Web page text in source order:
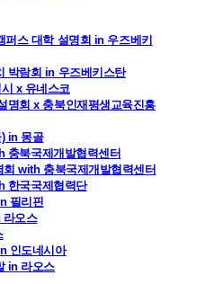
퍼스 대학 설명회 in 우즈베키
박람회 in 우즈베키스탄
x 유네스코
명회 x 충북인재평생교육진흥
in 몽골
충북국제개발협력센터
with 충북국제개발협력센터
한국국제협력단
필리핀
라오스
인도네시아
in 라오스